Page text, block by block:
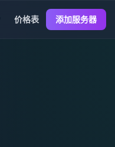
价格表 添加服务器